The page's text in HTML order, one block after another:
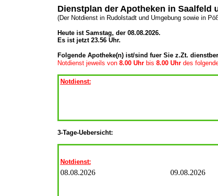
Dienstplan der Apotheken in Saalfeld
(Der Notdienst in Rudolstadt und Umgebung sowie in
Heute ist Samstag, der 08.08.2026.
Es ist jetzt 23.56 Uhr.
Folgende Apotheke(n) ist/sind fuer Sie z.Zt.
Notdienst jeweils von8.00 Uhrbis 8.00 Uhrdes
Notdienst:
3-Tage-Uebersicht:
Notdienst:
08.08.2026 09.08.2026